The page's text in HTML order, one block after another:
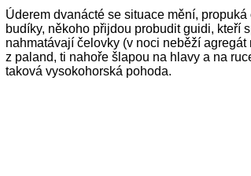
Úderem dvanácté se situace mění,
budíky, někoho přijdou probudit guidi, kteří
nahmatávají čelovky (v noci neběží agregát
z paland, ti nahoře šlapou na hlavy a na
taková vysokohorská pohoda.